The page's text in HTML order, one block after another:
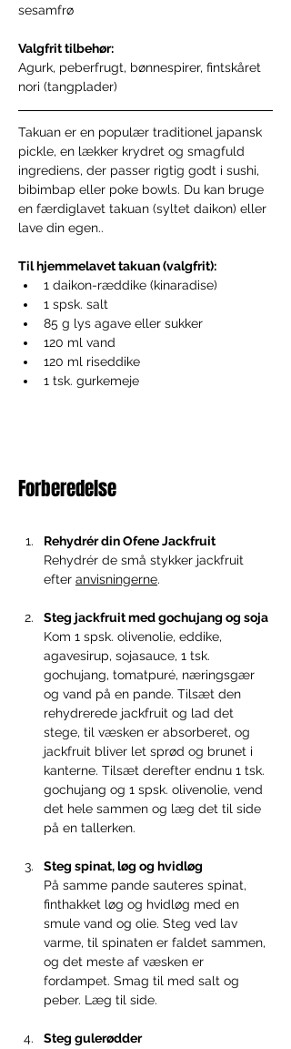
sesamfrø
Valgfrit tilbehør:
Agurk, peberfrugt, bønnespirer, fintskåret
nori (tangplader)
Takuan er en populær traditionel japansk
pickle, en lækker krydret og smagfuld
ingrediens, der passer rigtig godt i sushi,
bibimbap eller poke bowls. Du kan bruge
en færdiglavet takuan (syltet daikon) eller
lave din egen..
Til hjemmelavet takuan (valgfrit):
1 daikon-ræddike (kinaradise)
1 spsk. salt
85 g lys agave eller sukker
120 ml vand
120 ml riseddike
1 tsk. gurkemeje
Forberedelse
Rehydrér din Ofene Jackfruit
Rehydrér de små stykker jackfruit
efter anvisningerne.
Steg jackfruit med gochujang og soja
Kom 1 spsk. olivenolie, eddike,
agavesirup, sojasauce, 1 tsk.
gochujang, tomatpuré, næringsgær
og vand på en pande. Tilsæt den
rehydrerede jackfruit og lad det
stege, til væsken er absorberet, og
jackfruit bliver let sprød og brunet i
kanterne. Tilsæt derefter endnu 1 tsk.
gochujang og 1 spsk. olivenolie, vend
det hele sammen og læg det til side
på en tallerken.
Steg spinat, løg og hvidløg
På samme pande sauteres spinat,
finthakket løg og hvidløg med en
smule vand og olie. Steg ved lav
varme, til spinaten er faldet sammen,
og det meste af væsken er
fordampet. Smag til med salt og
peber. Læg til side.
Steg gulerødder